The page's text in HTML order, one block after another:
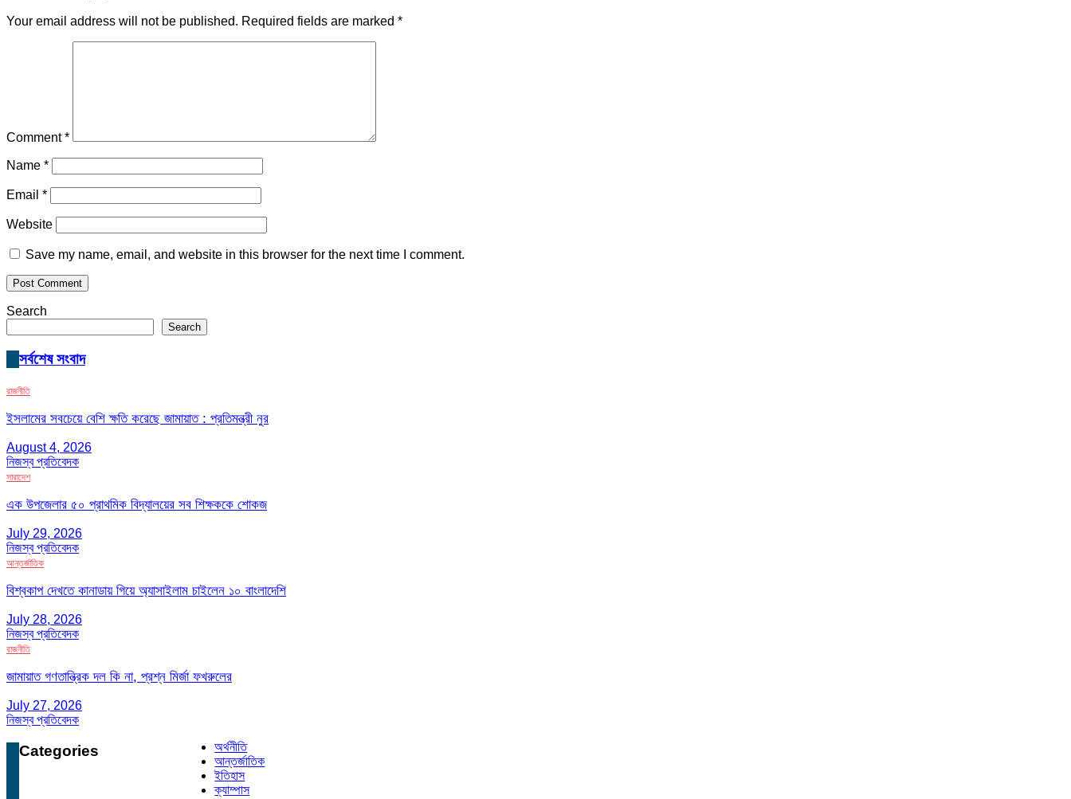
Your email address will not be published. Required fields are marked *
Comment*
Name *
Email *
Website
Save my name, email, and website in this browser for the next time I comment.
Search
Search
সর্বশেষ সংবাদ
রাজনীতি
ইসলামের সবচেয়ে বেশি ক্ষতি করেছে জামায়াত : প্রতিমন্ত্রী নুর
August 4, 2026
নিজস্ব প্রতিবেদক
সারাদেশ
এক উপজেলার ৫০ প্রাথমিক বিদ্যালয়ের সব শিক্ষককে শোকজ
July 29, 2026
নিজস্ব প্রতিবেদক
আন্তর্জাতিক
বিশ্বকাপ দেখতে কানাডায় গিয়ে অ্যাসাইলাম চাইলেন ১০ বাংলাদেশি
July 28, 2026
নিজস্ব প্রতিবেদক
রাজনীতি
জামায়াত গণতান্ত্রিক দল কি না, প্রশ্ন মির্জা ফখরুলের
July 27, 2026
নিজস্ব প্রতিবেদক
Categories
অর্থনীতি
আন্তর্জাতিক
ইতিহাস
ক্যাম্পাস